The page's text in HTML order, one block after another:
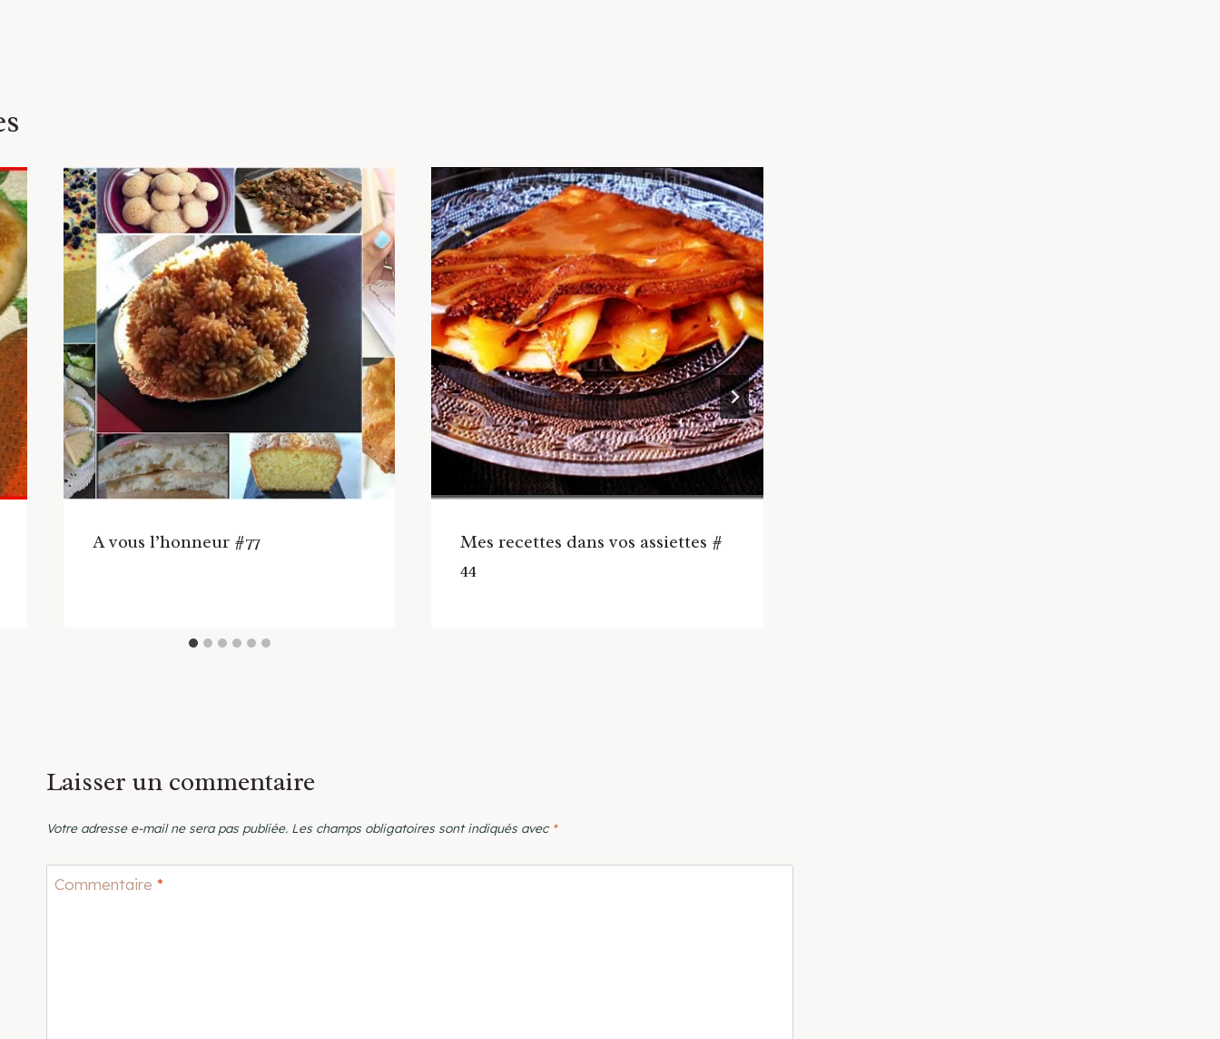
A vous l’honneur #77
Mes recettes dans vos assiettes #
44
Laisser un commentaire
Votre adresse e-mail ne sera pas publiée. Les champs obligatoires sont indiqués avec *
Commentaire *